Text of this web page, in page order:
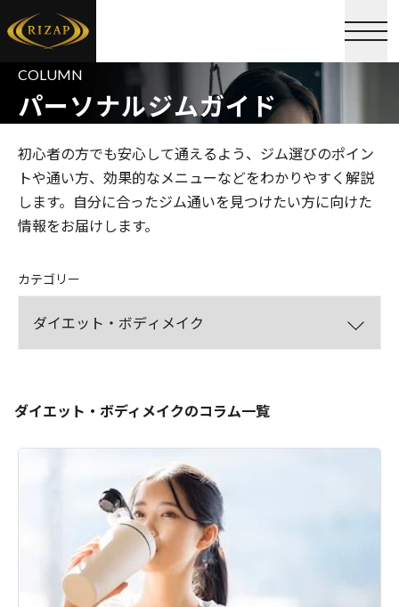
COLUMN
パーソナルジムガイド
初心者の方でも安心して通えるよう、ジム選びのポイン
トや通い方、効果的なメニューなどをわかりやすく解説
します。自分に合ったジム通いを見つけたい方に向けた
情報をお届けします。
カテゴリー
ダイエット・ボディメイクのコラム一覧